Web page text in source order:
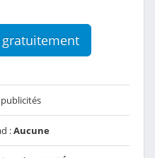
publicités
:Aucune